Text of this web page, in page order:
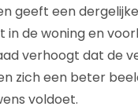
geeft een
in de woning en
verhoogt dat de
zich een beter
voldoet.